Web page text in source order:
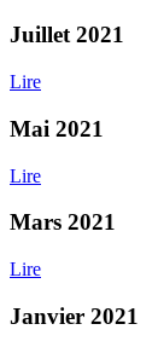
Juillet 2021
Lire
Mai 2021
Lire
Mars 2021
Lire
Janvier 2021